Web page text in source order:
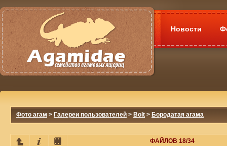
Новости
Фото агам > Галереи пользователей > Bolt > Бородатая агама
ФАЙЛОВ 18/34